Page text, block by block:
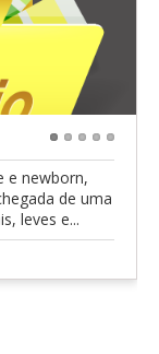
e newborn,
de uma
leves e...